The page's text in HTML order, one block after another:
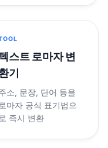
스트 로마자 변
기
소, 문장, 단어 등을
로마자 공식 표기법으
로 즉시 변환